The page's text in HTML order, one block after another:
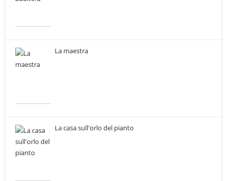
La maestra
La casa sull'orlo del pianto